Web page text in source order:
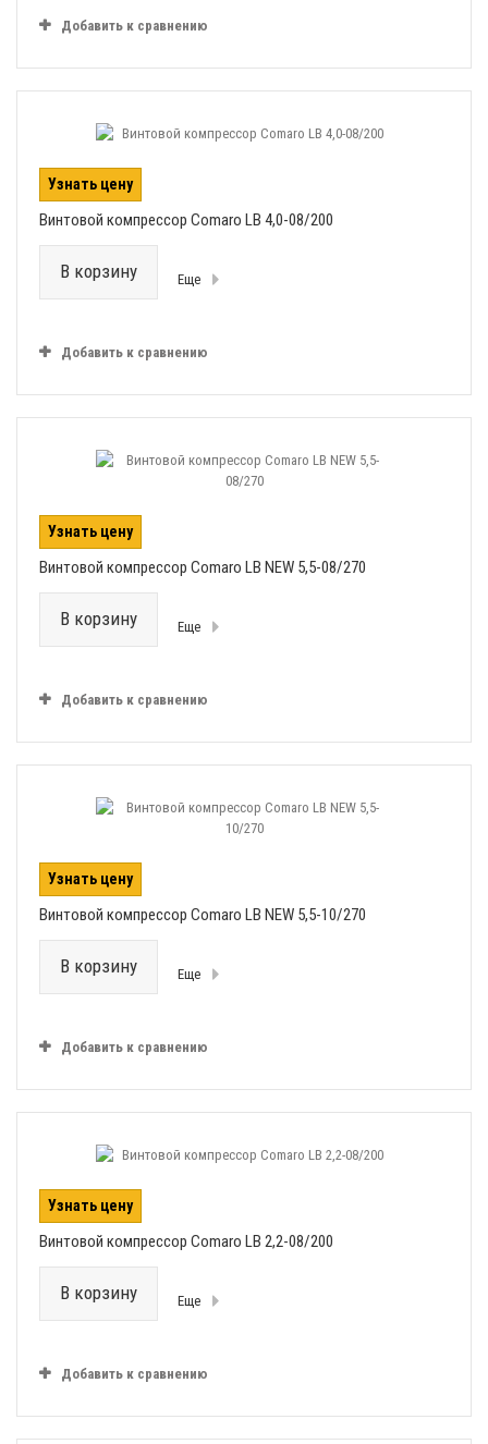
Добавить к сравнению
Узнать цену
Винтовой компрессор Comaro LB 4,0-08/200
В корзину Еще
Добавить к сравнению
Узнать цену
Винтовой компрессор Comaro LB NEW 5,5-08/270
В корзину Еще
Добавить к сравнению
Узнать цену
Винтовой компрессор Comaro LB NEW 5,5-10/270
В корзину Еще
Добавить к сравнению
Узнать цену
Винтовой компрессор Comaro LB 2,2-08/200
В корзину Еще
Добавить к сравнению